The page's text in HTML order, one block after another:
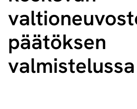
päätöksen
valmistelussa